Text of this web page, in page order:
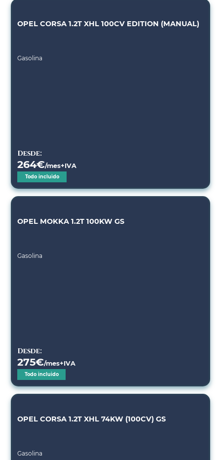
OPEL CORSA 1.2T XHL 100CV EDITION (MANUAL)
Gasolina
Desde:
264€/mes+IVA
Todo incluido
OPEL MOKKA 1.2T 100KW GS
Gasolina
Desde:
275€/mes+IVA
Todo incluido
OPEL CORSA 1.2T XHL 74KW (100CV) GS
Gasolina